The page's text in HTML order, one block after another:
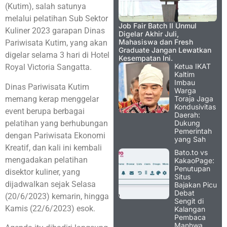
(Kutim), salah satunya
melalui pelatihan Sub Sektor
Kuliner 2023 garapan Dinas
Pariwisata Kutim, yang akan
digelar selama 3 hari di Hotel
Royal Victoria Sangatta.
Dinas Pariwisata Kutim
memang kerap menggelar
event berupa berbagai
pelatihan yang berhubungan
dengan Pariwisata Ekonomi
Kreatif, dan kali ini kembali
mengadakan pelatihan
disektor kuliner, yang
dijadwalkan sejak Selasa
(20/6/2023) kemarin, hingga
Kamis (22/6/2023) esok.
Job Fair Batch II Unmul
Digelar Akhir Juli,
Mahasiswa dan Fresh
Graduate Jangan Lewatkan
Kesempatan Ini.
Ketua IKAT
Kaltim
Imbau
Warga
Toraja Jaga
Kondusivitas
Daerah:
Dukung
Pemerintah
yang Sah
Bato.to vs
KakaoPage:
Penutupan
Situs
Bajakan Picu
Debat
Sengit di
Kalangan
Pembaca
Manhwa,